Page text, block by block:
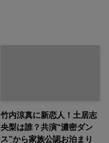
竹内涼真に新恋人！土居志
央梨は誰？共演“濃密ダン
ス”から家族公認お泊まり